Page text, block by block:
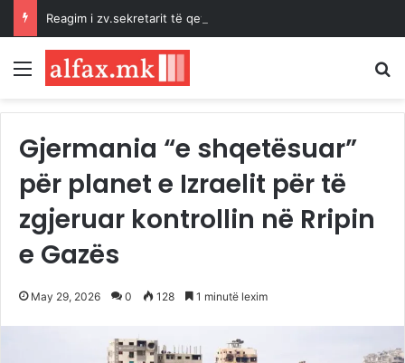
Menu
Gjermania “e shqetësuar”
për planet e Izraelit për të
zgjeruar kontrollin në Rripin
e Gazës
May 29, 2026 0 128 1 minutë lexim